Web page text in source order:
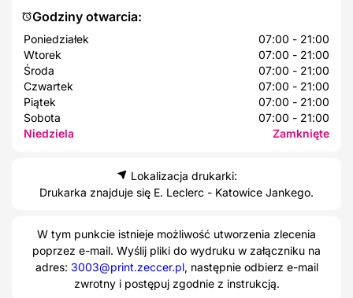
Godziny otwarcia:
Poniedziałek
07:00 - 21:00
Wtorek
07:00 - 21:00
Środa
07:00 - 21:00
Czwartek
07:00 - 21:00
Piątek
07:00 - 21:00
Sobota
07:00 - 21:00
Niedziela
Zamknięte
Lokalizacja drukarki:
Drukarka znajduje się E. Leclerc - Katowice Jankego.
W tym punkcie istnieje możliwość utworzenia zlecenia
poprzez e-mail. Wyślij pliki do wydruku w załączniku na
adres: 3003@print.zeccer.pl, następnie odbierz e-mail
zwrotny i postępuj zgodnie z instrukcją.